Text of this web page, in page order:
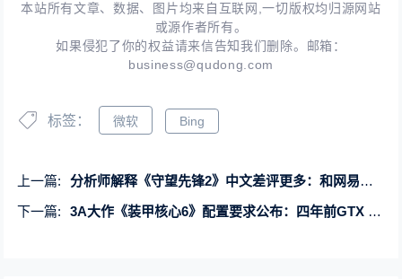
本站所有文章、数据、图片均来自互联网,一切版权均归源网站
或源作者所有。
如果侵犯了你的权益请来信告知我们删除。邮箱：
business@qudong.com
标签： 微软 Bing
上一篇:
分析师解释《守望先锋2》中文差评更多：和网易暴雪有关
下一篇:
3A大作《装甲核心6》配置要求公布：四年前GTX 1650仍可一战